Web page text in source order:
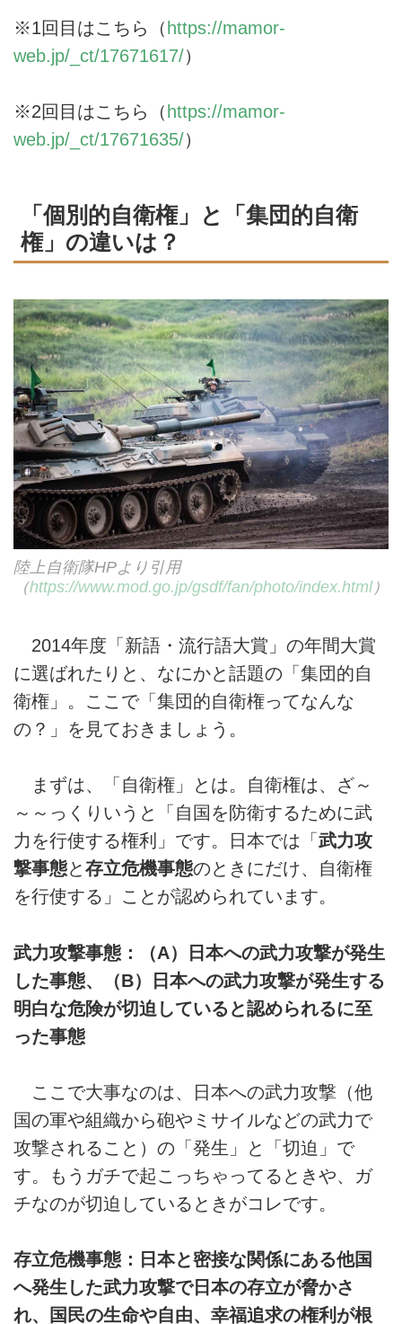
※1回目はこちら（ https://mamor-
web.jp/_ct/17671617/）
※2回目はこちら（ https://mamor-
web.jp/_ct/17671635/）
「個別的自衛権」と「集団的自衛
権」の違いは？
陸上自衛隊HPより引用
（https://www.mod.go.jp/gsdf/fan/photo/index.html）
2014年度「新語・流行語大賞」の年間大賞
に選ばれたりと、なにかと話題の「集団的自
衛権」。ここで「集団的自衛権ってなんな
の？」を見ておきましょう。
まずは、「自衛権」とは。自衛権は、ざ～
～～っくりいうと「自国を防衛するために武
力を行使する権利」です。日本では「 武力攻
撃事態と存立危機事態のときにだけ、自衛権
を行使する」ことが認められています。
武力攻撃事態：（A）日本への武力攻撃が発生
した事態、（B）日本への武力攻撃が発生する
明白な危険が切迫していると認められるに至
った事態
ここで大事なのは、日本への武力攻撃（他
国の軍や組織から砲やミサイルなどの武力で
攻撃されること）の「発生」と「切迫」で
す。もうガチで起こっちゃってるときや、ガ
チなのが切迫しているときがコレです。
存立危機事態：日本と密接な関係にある他国
へ発生した武力攻撃で日本の存立が脅かさ
れ、国民の生命や自由、幸福追求の権利が根